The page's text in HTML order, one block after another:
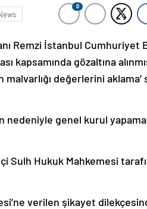
0
Remzi İstanbul Cumhuriyet
gözaltına
değerlerini aklama’
nedeniyle genel kurul
Sulh Hukuk Mahkemesi
verilen şikayet